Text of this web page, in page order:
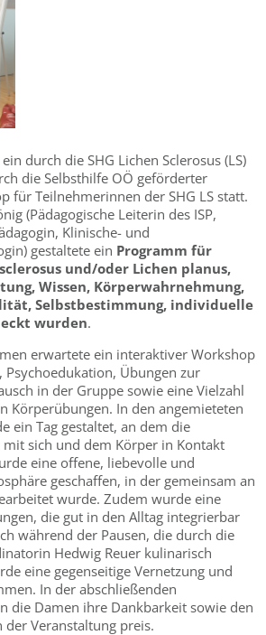
durch die SHG Lichen Sclerosus (LS)
die Selbsthilfe OÖ geförderter
für Teilnehmerinnen der SHG LS statt.
(Pädagogische Leiterin des ISP,
Klinische- und
gestaltete ein Programm für
und/oder Lichen planus,
Wissen, Körperwahrnehmung,
Selbstbestimmung, individuelle
wurden.
erwartete ein interaktiver Workshop
Übungen zur
in der Gruppe sowie eine Vielzahl
Körperübungen. In den angemieteten
ein Tag gestaltet, an dem die
sich und dem Körper in Kontakt
eine offene, liebevolle und
geschaffen, in der gemeinsam an
wurde. Zudem wurde eine
die gut in den Alltag integrierbar
während der Pausen, die durch die
Hedwig Reuer kulinarisch
eine gegenseitige Vernetzung und
In der abschließenden
die Damen ihre Dankbarkeit sowie den
Veranstaltung preis.